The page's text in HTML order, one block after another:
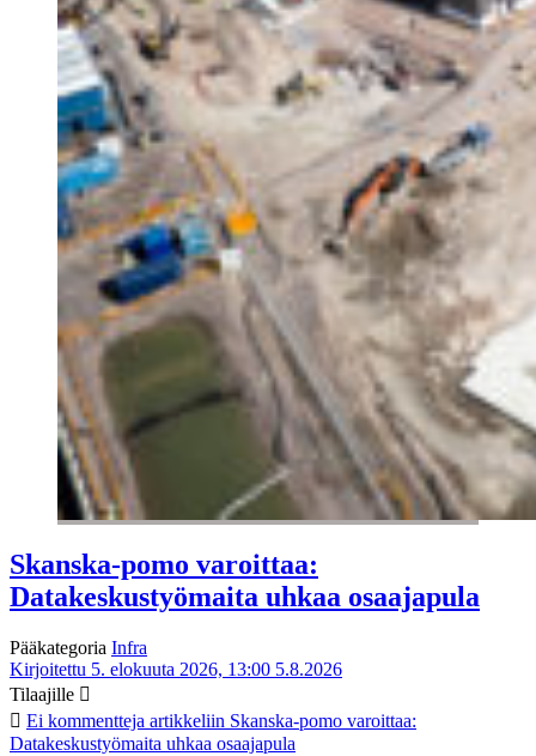
Skanska-pomo varoittaa:
Datakeskustyömaita uhkaa osaajapula
Pääkategoria Infra
Kirjoitettu 5. elokuuta 2026, 13:00 5.8.2026
Tilaajille
Ei kommentteja artikkeliin Skanska-pomo varoittaa:
Datakeskustyömaita uhkaa osaajapula